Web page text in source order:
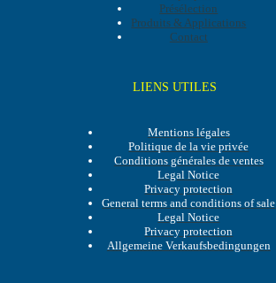
Présélection
Produits & Applications
Contact
LIENS UTILES
Mentions légales
Politique de la vie privée
Conditions générales de ventes
Legal Notice
Privacy protection
General terms and conditions of sale
Legal Notice
Privacy protection
Allgemeine Verkaufsbedingungen